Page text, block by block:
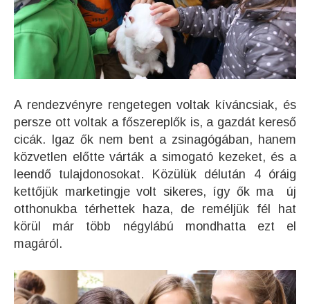
A rendezvényre rengetegen voltak kíváncsiak, és
persze ott voltak a főszereplők is, a gazdát kereső
cicák. Igaz ők nem bent a zsinagógában, hanem
közvetlen előtte várták a simogató kezeket, és a
leendő tulajdonosokat. Közülük délután 4 óráig
kettőjük marketingje volt sikeres, így ők ma új
otthonukba térhettek haza, de reméljük fél hat
körül már több négylábú mondhatta ezt el
magáról.